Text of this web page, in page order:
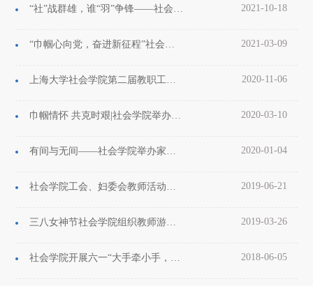
“社”战群雄，谁“羽”争锋——社会学院首届师生羽毛球赛顺利举行 2021-10-18
“巾帼心向党，奋进新征程”社会学院“三八”国际劳动妇女节庆祝活动圆满举办 2021-03-09
上海大学社会学院第二届教职工全体大会第四次会议顺利举行 2020-11-06
巾帼情怀 共克时艰|社会学院举办别开生面的线上女神节活动 2020-03-10
有间与无间——社会学院举办家庭关系讲座与亲子营活动 2020-01-04
社会学院工会、妇委会教师活动暨六一儿童节消防安全主题教育活动顺利开展 2019-06-21
三八女神节社会学院组织教师游览上海辰山植物园 2019-03-26
社会学院开展六一“大手牵小手，引领童年走”主题活动 2018-06-05